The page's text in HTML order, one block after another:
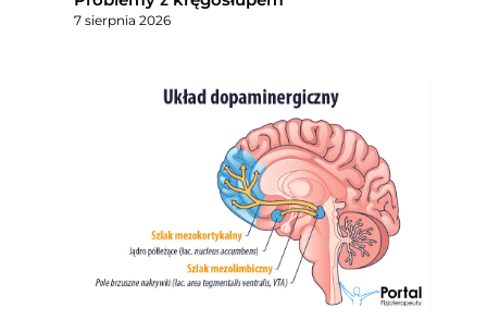
7 sierpnia 2026